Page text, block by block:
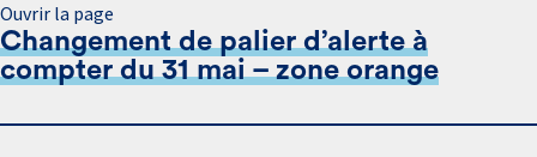
Ouvrir la page
Changement de palier d’alerte à
compter du 31 mai – zone orange